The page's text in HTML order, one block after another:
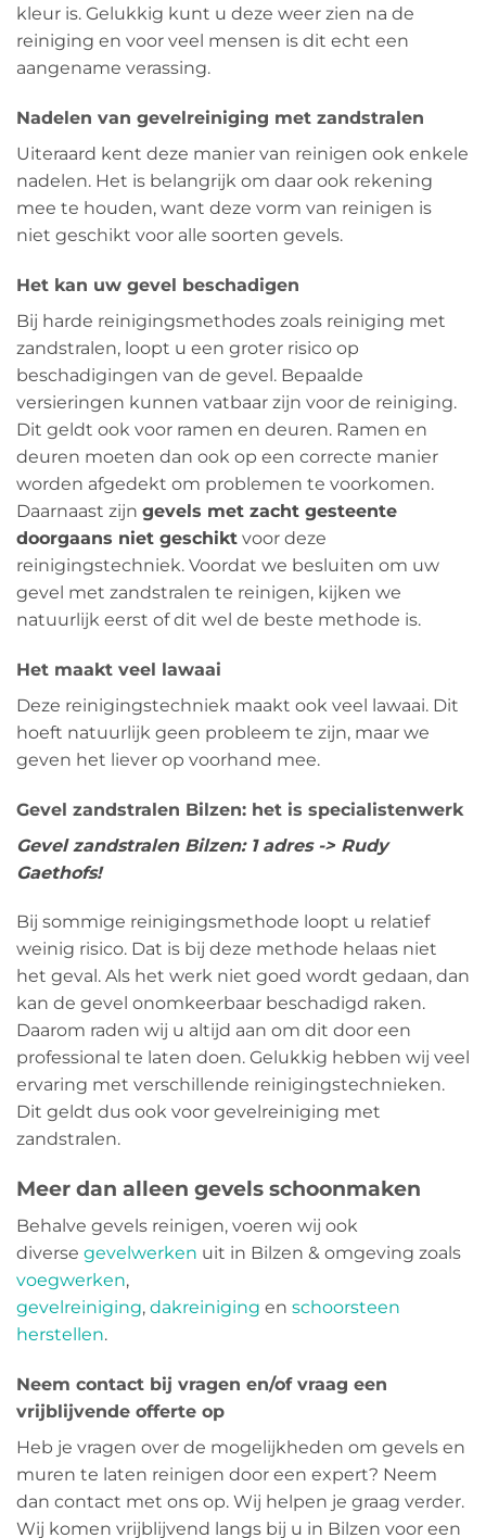
kleur is. Gelukkig kunt u deze weer zien na de
reiniging en voor veel mensen is dit echt een
aangename verassing.
Nadelen van gevelreiniging met zandstralen
Uiteraard kent deze manier van reinigen ook enkele
nadelen. Het is belangrijk om daar ook rekening
mee te houden, want deze vorm van reinigen is
niet geschikt voor alle soorten gevels.
Het kan uw gevel beschadigen
Bij harde reinigingsmethodes zoals reiniging met
zandstralen, loopt u een groter risico op
beschadigingen van de gevel. Bepaalde
versieringen kunnen vatbaar zijn voor de reiniging.
Dit geldt ook voor ramen en deuren. Ramen en
deuren moeten dan ook op een correcte manier
worden afgedekt om problemen te voorkomen.
Daarnaast zijn gevels met zacht gesteente
doorgaans niet geschikt voor deze
reinigingstechniek. Voordat we besluiten om uw
gevel met zandstralen te reinigen, kijken we
natuurlijk eerst of dit wel de beste methode is.
Het maakt veel lawaai
Deze reinigingstechniek maakt ook veel lawaai. Dit
hoeft natuurlijk geen probleem te zijn, maar we
geven het liever op voorhand mee.
Gevel zandstralen Bilzen: het is specialistenwerk
Gevel zandstralen Bilzen: 1 adres -> Rudy
Gaethofs!
Bij sommige reinigingsmethode loopt u relatief
weinig risico. Dat is bij deze methode helaas niet
het geval. Als het werk niet goed wordt gedaan, dan
kan de gevel onomkeerbaar beschadigd raken.
Daarom raden wij u altijd aan om dit door een
professional te laten doen. Gelukkig hebben wij veel
ervaring met verschillende reinigingstechnieken.
Dit geldt dus ook voor gevelreiniging met
zandstralen.
Meer dan alleen gevels schoonmaken
Behalve gevels reinigen, voeren wij ook
diverse gevelwerken uit in Bilzen & omgeving zoals
voegwerken,
gevelreiniging, dakreiniging en schoorsteen
herstellen.
Neem contact bij vragen en/of vraag een
vrijblijvende offerte op
Heb je vragen over de mogelijkheden om gevels en
muren te laten reinigen door een expert? Neem
dan contact met ons op. Wij helpen je graag verder.
Wij komen vrijblijvend langs bij u in Bilzen voor een